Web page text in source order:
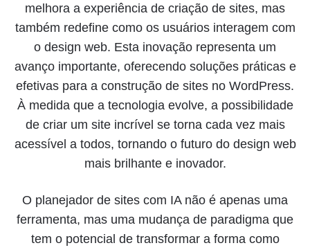
melhora a experiência de criação de sites, mas
também redefine como os usuários interagem com
o design web. Esta inovação representa um
avanço importante, oferecendo soluções práticas e
efetivas para a construção de sites no WordPress.
À medida que a tecnologia evolve, a possibilidade
de criar um site incrível se torna cada vez mais
acessível a todos, tornando o futuro do design web
mais brilhante e inovador.
O planejador de sites com IA não é apenas uma
ferramenta, mas uma mudança de paradigma que
tem o potencial de transformar a forma como